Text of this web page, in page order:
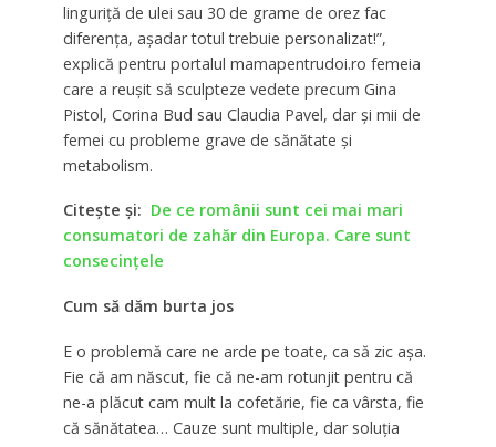
linguriță de ulei sau 30 de grame de orez fac
diferența, așadar totul trebuie personalizat!”,
explică pentru portalul mamapentrudoi.ro femeia
care a reușit să sculpteze vedete precum Gina
Pistol, Corina Bud sau Claudia Pavel, dar și mii de
femei cu probleme grave de sănătate și
metabolism.
Citește și: De ce românii sunt cei mai mari
consumatori de zahăr din Europa. Care sunt
consecințele
Cum să dăm burta jos
E o problemă care ne arde pe toate, ca să zic așa.
Fie că am născut, fie că ne-am rotunjit pentru că
ne-a plăcut cam mult la cofetărie, fie ca vârsta, fie
că sănătatea… Cauze sunt multiple, dar soluția